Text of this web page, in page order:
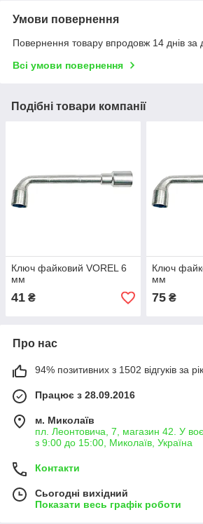
Умови повернення
Повернення товару впродовж 14 днів за
Всі умови повернення
Подібні товари компанії
Ключ файковий VOREL 6
мм
41 ₴
Ключ
мм
75₴
Про нас
94% позитивних з 1502 відгуків за рік
Працює з 28.09.2016
м. Миколаїв
пл. Леонтовича, 7, магазин 42. У
з 9:00 до 15:00, Миколаїв, Україна
Контакти
Сьогодні вихідний
Показати весь графік роботи